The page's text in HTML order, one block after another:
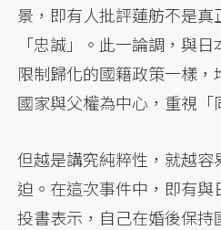
景，即有人批評蓮舫不是
「忠誠」。此一論調，與
限制歸化的國籍政策一樣
國家與父權為中心，重視「
但越是講究純粹性，就越
迫。在這次事件中，即有
投書表示，自己在婚後保